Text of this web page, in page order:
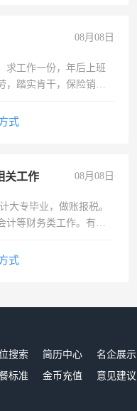
08月08日
求工作一份，年后上班
，踏实肯干，保险销售
式
关工作 08月08日
大专毕业，做账报税。
计等财务类工作。有会
式
搜索 简历中心 名企展示
标准
金币充值 意见建议